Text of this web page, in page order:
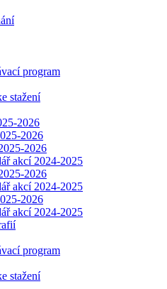
program
stažení
2026
2026
2026
akcí 2024-2025
2026
akcí 2024-2025
2026
akcí 2024-2025
program
stažení